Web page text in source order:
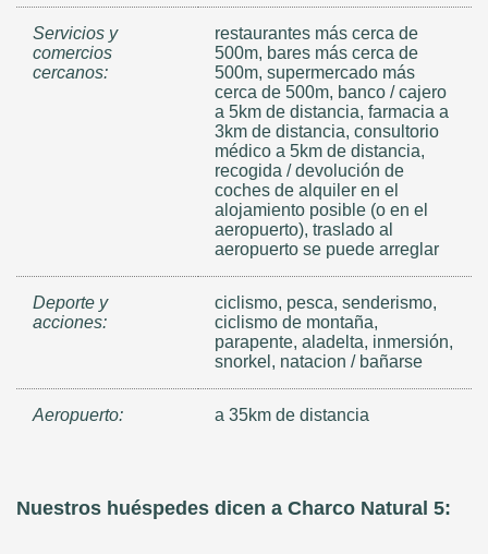
Servicios y
comercios
cercanos:
restaurantes más cerca de
500m, bares más cerca de
500m, supermercado más
cerca de 500m, banco / cajero
a 5km de distancia, farmacia a
3km de distancia, consultorio
médico a 5km de distancia,
recogida / devolución de
coches de alquiler en el
alojamiento posible (o en el
aeropuerto), traslado al
aeropuerto se puede arreglar
Deporte y
acciones:
ciclismo, pesca, senderismo,
ciclismo de montaña,
parapente, aladelta, inmersión,
snorkel, natacion / bañarse
Aeropuerto: a 35km de distancia
Nuestros huéspedes dicen a Charco Natural 5: